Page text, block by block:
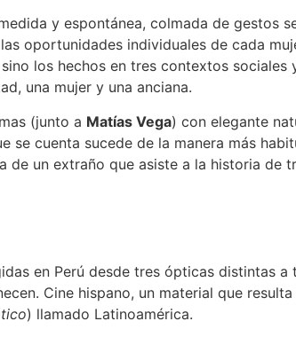
y espontánea, colmada de gestos
oportunidades individuales de cada
los hechos en tres contextos
una mujer y una anciana.
(junto a Matías Vega) con elegante
se cuenta sucede de la manera más
de un extraño que asiste a la historia de
en Perú desde tres ópticas distintas
Cine hispano, un material que
) llamado Latinoamérica.